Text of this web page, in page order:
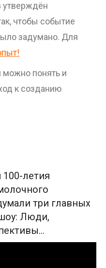
утверждён
чтобы событие
задумано. Для
можно понять и
к созданию
летия
три главных
Люди,